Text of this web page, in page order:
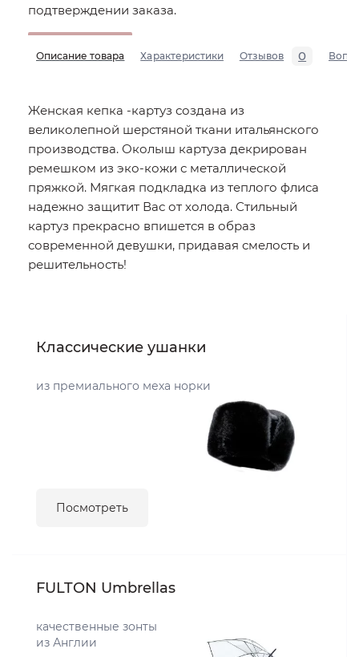
подтверждении заказа.
Описание товара Характеристики Отзывов 0
Женская кепка -картуз создана из
великолепной шерстяной ткани итальянского
производства. Околыш картуза декрирован
ремешком из эко-кожи с металлической
пряжкой. Мягкая подкладка из теплого флиса
надежно защитит Вас от холода. Стильный
картуз прекрасно впишется в образ
современной девушки, придавая смелость и
решительность!
Классические ушанки
из премиального меха норки
Посмотреть
FULTON Umbrellas
качественные зонты
из Англии